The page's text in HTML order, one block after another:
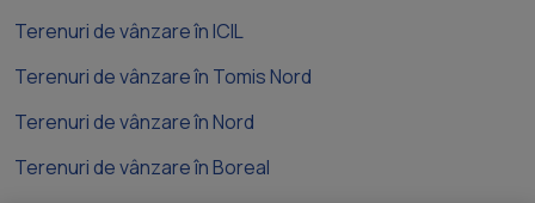
Terenuri de vânzare în ICIL
Terenuri de vânzare în Tomis Nord
Terenuri de vânzare în Nord
Terenuri de vânzare în Boreal